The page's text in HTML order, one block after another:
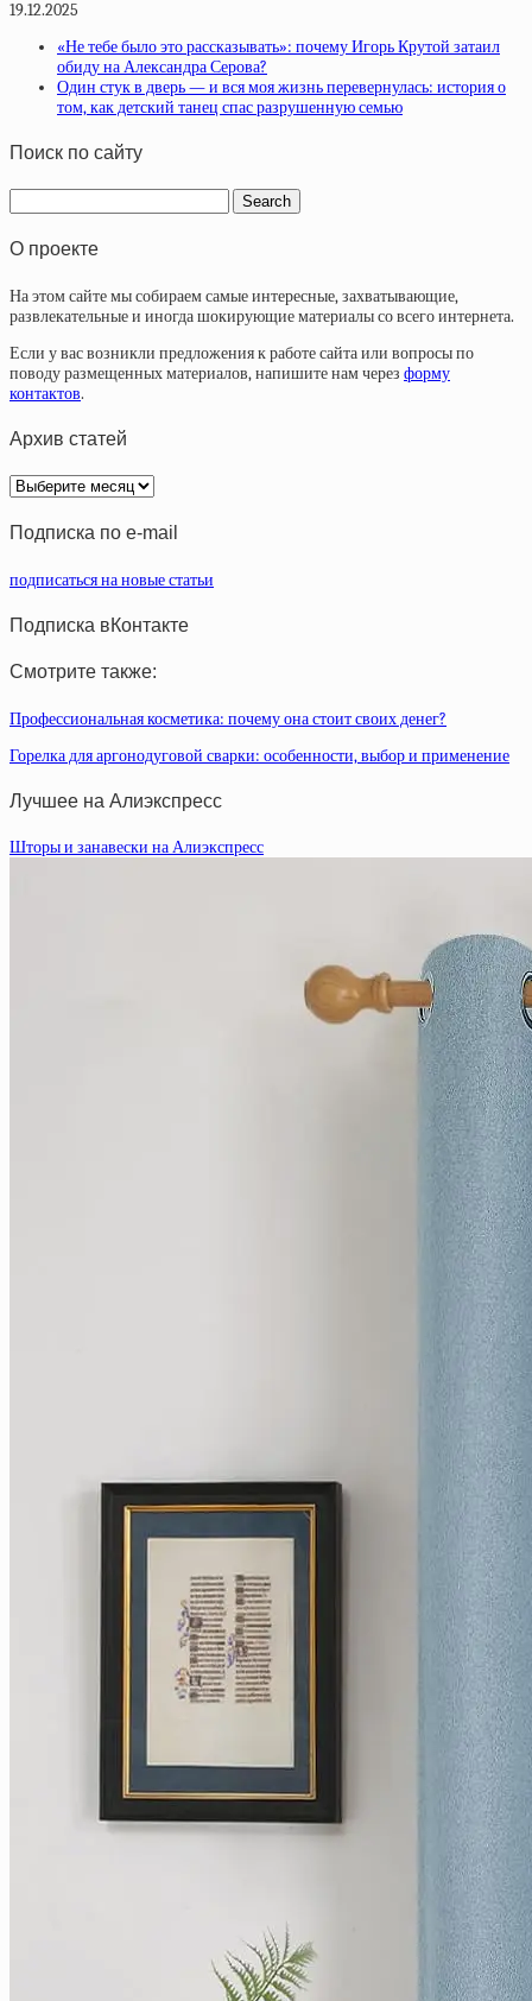
19.12.2025
«Не тебе было это рассказывать»: почему Игорь Крутой затаил
обиду на Александра Серова?
Один стук в дверь — и вся моя жизнь перевернулась: история о
том, как детский танец спас разрушенную семью
Поиск по сайту
О проекте
На этом сайте мы собираем самые интересные, захватывающие,
развлекательные и иногда шокирующие материалы со всего интернета.
Если у вас возникли предложения к работе сайта или вопросы по
поводу размещенных материалов, напишите нам через форму
контактов.
Архив статей
Архив
статей
Подписка по e-mail
подписаться на новые статьи
Подписка вКонтакте
Смотрите также:
Профессиональная косметика: почему она стоит своих денег?
Горелка для аргонодуговой сварки: особенности, выбор и применение
Лучшее на Алиэкспресс
Шторы и занавески на Алиэкспресс